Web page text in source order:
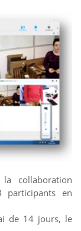
collaboration
participants en
de 14 jours, le